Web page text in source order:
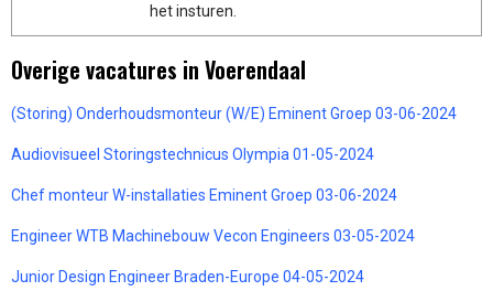
het insturen.
Overige vacatures in Voerendaal
(Storing) Onderhoudsmonteur (W/E) Eminent Groep 03-06-2024
Audiovisueel Storingstechnicus Olympia 01-05-2024
Chef monteur W-installaties Eminent Groep 03-06-2024
Engineer WTB Machinebouw Vecon Engineers 03-05-2024
Junior Design Engineer Braden-Europe 04-05-2024